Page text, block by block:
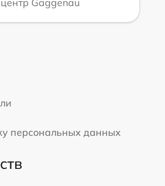
Gaggenau
персональных данных